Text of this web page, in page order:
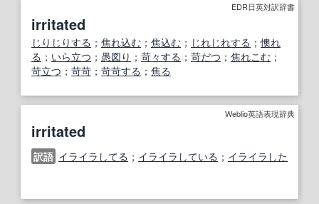
EDR日英対訳辞書
irritated
じりじりする ； 焦れ込む ； 焦込む ； じれじれする ；懊れ
る ； いら立つ ； 愚図り ； 苛々する ； 苛だつ ； 焦れこむ ；
苛立つ ； 苛苛 ； 苛苛する ； 焦る
Weblio英語表現辞典
irritated
訳語 イライラしてる ； イライラしている ； イライラした